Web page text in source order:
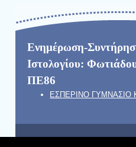
Ενημέρωση-
Ιστολογίου:
ΠΕ86
ΕΣΠΕΡΙΝΟ